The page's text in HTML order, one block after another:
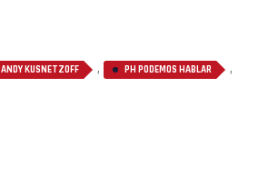
ANDY KUSNETZOFF , PH PODEMOS HABLAR ,